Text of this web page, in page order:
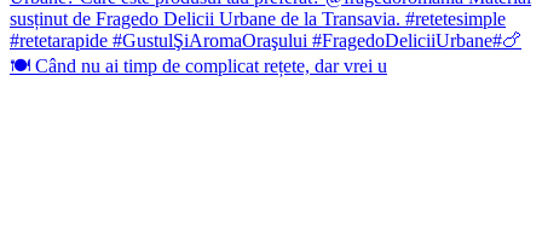
🍽️ Când nu ai timp de complicat rețete, dar vrei u